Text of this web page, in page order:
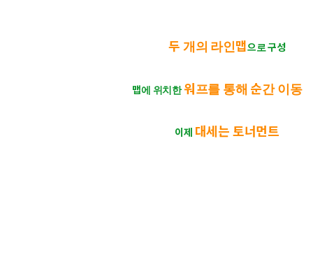
두 개의 라인맵으로 구성
맵에 위치한워프를 통해 순간 이동
이제 대세는 토너먼트